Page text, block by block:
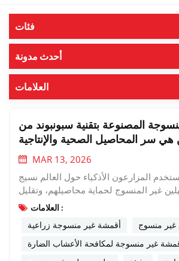
فئات
أحدث مدونة
العلامات
المصنوعة بتقنية سبونبوند من
هي سر المحاصيل الصحية والإنتاجية
العاليةMAR 13, 2026
المزارعون الأذكياء حول العالم نسيج
غير المنسوج لحماية محاصيلهم، وتقليل
الكيميائية، وتعزيز الربحية.عندما تفكر في
موجهة بنظام تحديد المواقع العالمي (GPS)، أو بذور معدلة
بعض الأحيان، تكون الابتكارات الأكثر فعالية
محبوكةلقد رأينا بأم أعيننا كيفنسيج غير
العلامات :
أقمشة غير منسوجة زراعية
منسوج
غير منسوجة لمكافحة الأعشاب الضارة